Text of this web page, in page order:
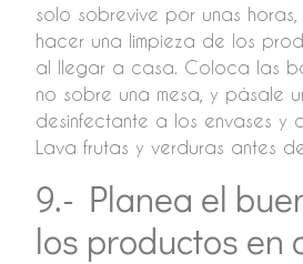
solo sobrevive por unas horas,
hacer una limpieza de los
al llegar a casa. Coloca las
no sobre una mesa, y pásale
desinfectante a los envases y
Lava frutas y verduras antes
9.- Planea el
los productos en